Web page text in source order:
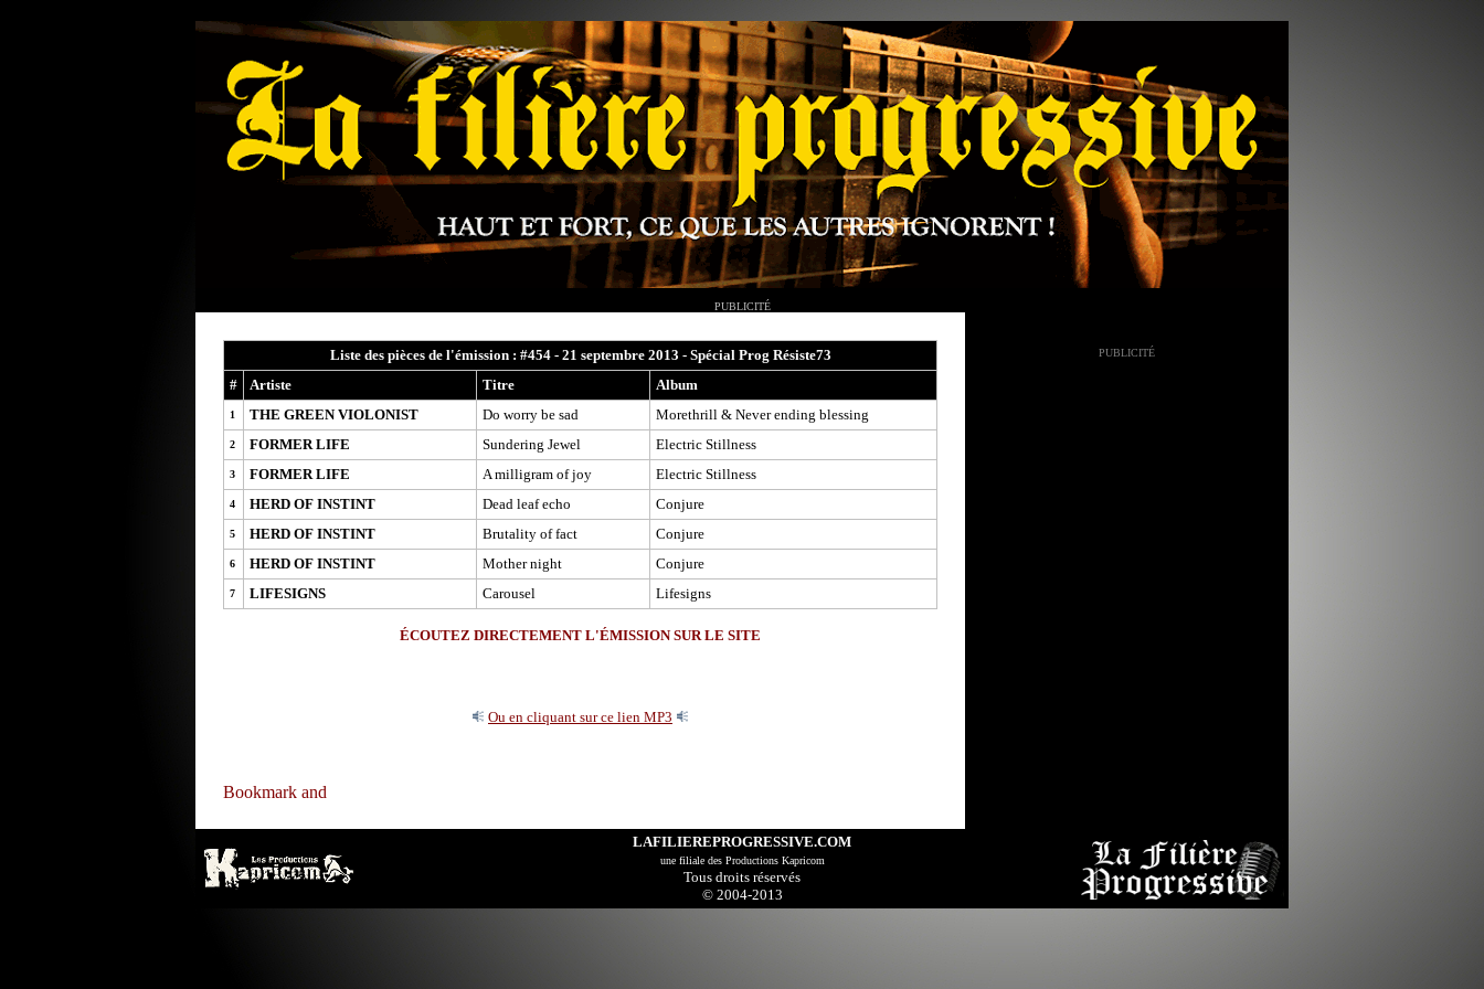
PUBLICITÉ
Liste des pièces de l'émission : #454 - 21 septembre 2013 - Spécial Prog Résiste73
#
Artiste Titre Album
1 THE GREEN VIOLONIST Do worry be sad Morethrill & Never ending blessing
2 FORMER LIFE Sundering Jewel Electric Stillness
3 FORMER LIFE A milligram of joy Electric Stillness
4 HERD OF INSTINT Dead leaf echo Conjure
5 HERD OF INSTINT Brutality of fact Conjure
6 HERD OF INSTINT Mother night Conjure
7 LIFESIGNS Carousel Lifesigns
ÉCOUTEZ DIRECTEMENT L'ÉMISSION SUR LE SITE
Ou en cliquant sur ce lien MP3
PUBLICITÉ
LAFILIEREPROGRESSIVE.COM
une filiale des Productions Kapricom
Tous droits réservés
© 2004-2013